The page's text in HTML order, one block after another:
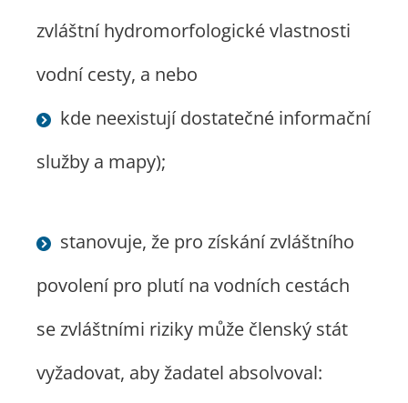
zvláštní hydromorfologické vlastnosti
vodní cesty, a nebo
kde neexistují dostatečné informační
služby a mapy);
stanovuje, že pro získání zvláštního
povolení pro plutí na vodních cestách
se zvláštními riziky může členský stát
vyžadovat, aby žadatel absolvoval: